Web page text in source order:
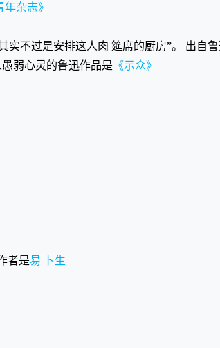
年杂志》
实不过是安排这人肉 筵席的厨房”。 出自
弱心灵的鲁迅作品是 《示众》
者是易 卜生